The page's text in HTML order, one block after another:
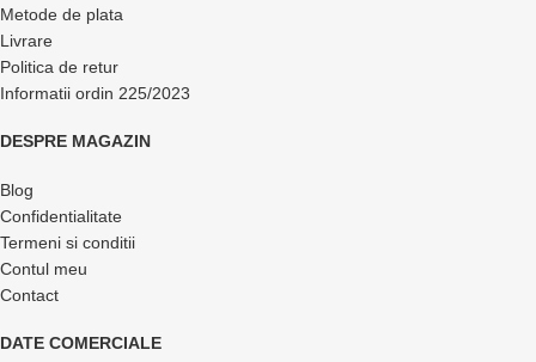
Metode de plata
Livrare
Politica de retur
Informatii ordin 225/2023
DESPRE MAGAZIN
Blog
Confidentialitate
Termeni si conditii
Contul meu
Contact
DATE COMERCIALE